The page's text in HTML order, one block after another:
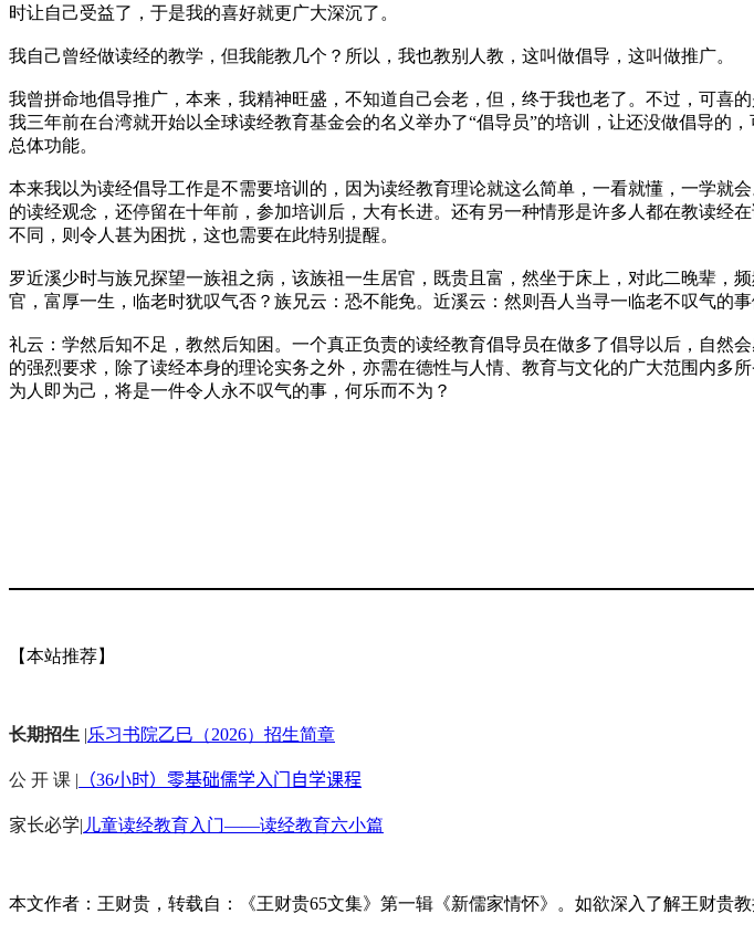
时让自己受益了，于是我的喜好就更广大深沉了。
我自己曾经做读经的教学，但我能教几个？所以，我也教别人教，这叫做倡导，这叫做推广。
我曾拼命地倡导推广，本来，我精神旺盛，不知道自己会老，但，终于我也老了。不过，可喜
我三年前在台湾就开始以全球读经教育基金会的名义举办了“倡导员”的培训，让还没做倡导
总体功能。
本来我以为读经倡导工作是不需要培训的，因为读经教育理论就这么简单，一看就懂，一学
的读经观念，还停留在十年前，参加培训后，大有长进。还有另一种情形是许多人都在教读
不同，则令人甚为困扰，这也需要在此特别提醒。
罗近溪少时与族兄探望一族祖之病，该族祖一生居官，既贵且富，然坐于床上，对此二晚辈
官，富厚一生，临老时犹叹气否？族兄云：恐不能免。近溪云：然则吾人当寻一临老不叹气的事
礼云：学然后知不足，教然后知困。一个真正负责的读经教育倡导员在做多了倡导以后，自
的强烈要求，除了读经本身的理论实务之外，亦需在德性与人情、教育与文化的广大范围内多
为人即为己，将是一件令人永不叹气的事，何乐而不为？
【本站推荐】
长期招生 |乐习书院乙巳（2026）招生简章
公 开 课 | （36小时）零基础儒学入门自学课程
家长必学| 儿童读经教育入门——读经教育六小篇
本文作者：王财贵，转载自：《王财贵65文集》第一辑《新儒家情怀》。如欲深入了解王财贵